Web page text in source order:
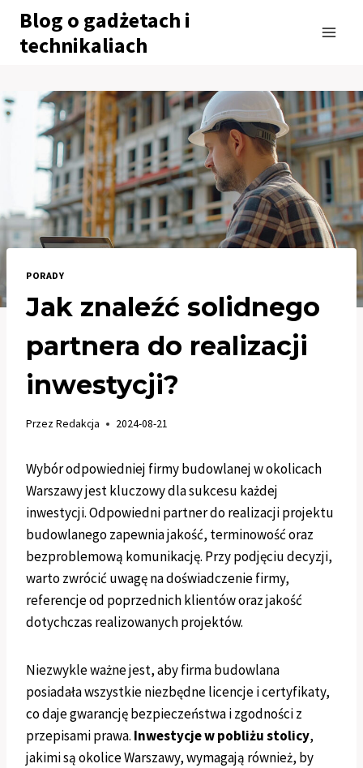
Przejdź
treści
Blog o gadżetach i
technikaliach
PORADY
Jak znaleźć solidnego
partnera do realizacji
inwestycji?
PrzezRedakcja 2024-08-21
Wybór odpowiedniej firmy budowlanej w okolicach
Warszawy jest kluczowy dla sukcesu każdej
inwestycji. Odpowiedni partner do realizacji projektu
budowlanego zapewnia jakość, terminowość oraz
bezproblemową komunikację. Przy podjęciu decyzji,
warto zwrócić uwagę na doświadczenie firmy,
referencje od poprzednich klientów oraz jakość
dotychczas realizowanych projektów.
Niezwykle ważne jest, aby firma budowlana
posiadała wszystkie niezbędne licencje i certyfikaty,
co daje gwarancję bezpieczeństwa i zgodności z
przepisami prawa. Inwestycje w pobliżu stolicy,
jakimi są okolice Warszawy, wymagają również, by